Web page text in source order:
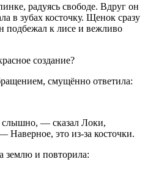
радуясь свободе. Вдруг он
в зубах косточку. Щенок сразу
подбежал к лисе и вежливо
создание?
смущённо ответила:
— сказал Локи,
Наверное, это из-за косточки.
землю и повторила: